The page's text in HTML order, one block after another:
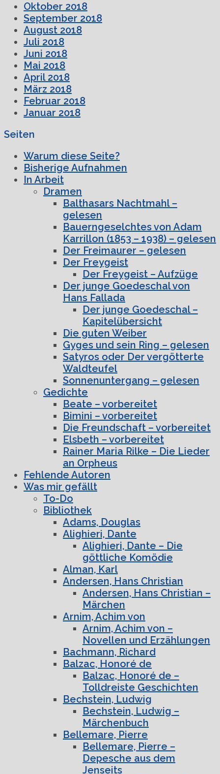
Oktober 2018
September 2018
August 2018
Juli 2018
Juni 2018
Mai 2018
April 2018
März 2018
Februar 2018
Januar 2018
Seiten
Warum diese Seite?
Bisherige Aufnahmen
In Arbeit
Dramen
Balthasars Nachtmahl –
gelesen
Bauerngeselchtes von Adam
Karrillon (1853 – 1938) – gelesen
Der Freimaurer – gelesen
Der Freygeist
Der Freygeist – Aufzüge
Der junge Goedeschal von
Hans Fallada
Der junge Goedeschal –
Kapitelübersicht
Die guten Weiber
Gyges und sein Ring – gelesen
Satyros oder Der vergötterte
Waldteufel
Sonnenuntergang – gelesen
Gedichte
Beate – vorbereitet
Bimini – vorbereitet
Die Freundschaft – vorbereitet
Elsbeth – vorbereitet
Rainer Maria Rilke – Die Lieder
an Orpheus
Fehlende Autoren
Was mir gefällt
To-Do
Bibliothek
Adams, Douglas
Alighieri, Dante
Alighieri, Dante – Die
göttliche Komödie
Alman, Karl
Andersen, Hans Christian
Andersen, Hans Christian –
Märchen
Arnim, Achim von
Arnim, Achim von –
Novellen und Erzählungen
Bachmann, Richard
Balzac, Honoré de
Balzac, Honoré de –
Tolldreiste Geschichten
Bechstein, Ludwig
Bechstein, Ludwig –
Märchenbuch
Bellemare, Pierre
Bellemare, Pierre –
Depesche aus dem
Jenseits